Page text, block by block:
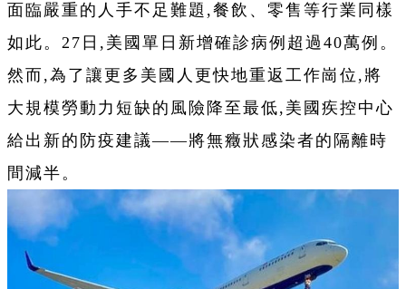
面臨嚴重的人手不足難題,餐飲、零售等行業同樣
如此。27日,美國單日新增確診病例超過40萬例。
然而,為了讓更多美國人更快地重返工作崗位,將
大規模勞動力短缺的風險降至最低,美國疾控中心
給出新的防疫建議——將無癥狀感染者的隔離時
間減半。